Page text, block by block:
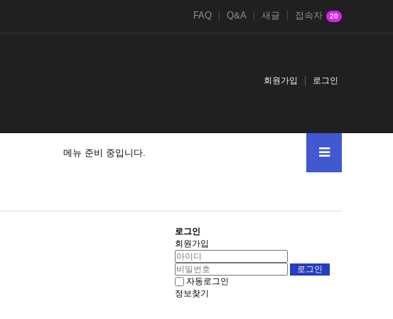
FAQ Q&A 새글 접속자 20
회원가입 로그인
메뉴 준비 중입니다.
로그인
회원가입
자동로그인
정보찾기